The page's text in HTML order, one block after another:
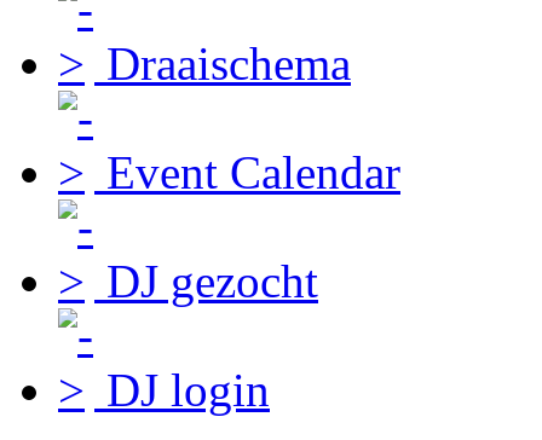
Draaischema
Event Calendar
DJ gezocht
DJ login